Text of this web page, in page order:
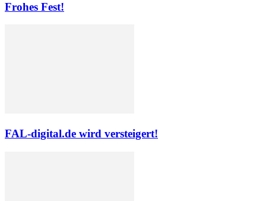
Frohes Fest!
FAL-digital.de wird versteigert!